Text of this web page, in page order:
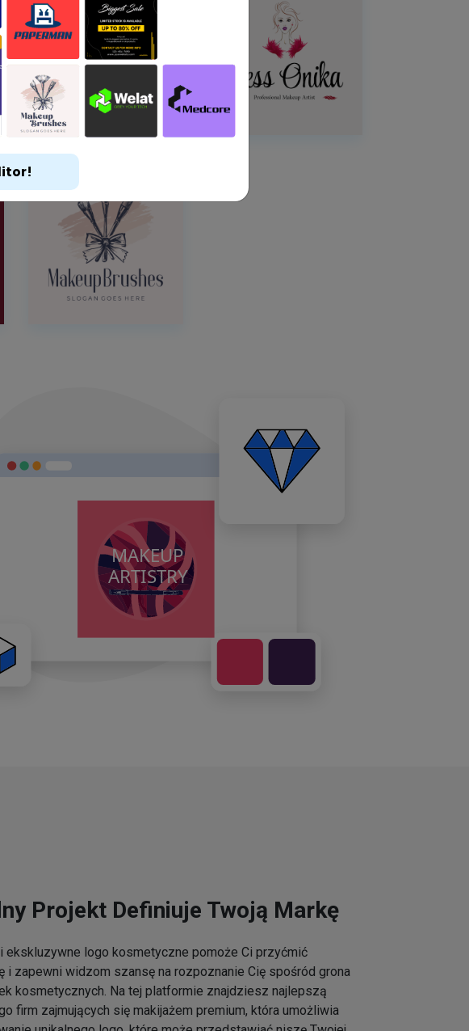
Projekt Definiuje Twoją Markę
ekskluzywne logo kosmetyczne pomoże Ci przyćmić
i zapewni widzom szansę na rozpoznanie Cię spośród grona
kosmetycznych. Na tej platformie znajdziesz najlepszą
firm zajmujących się makijażem premium, która umożliwia